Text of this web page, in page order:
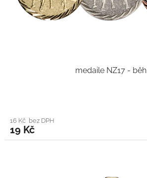
medaile NZ17 - běh
16 Kč bez DPH
19 Kč